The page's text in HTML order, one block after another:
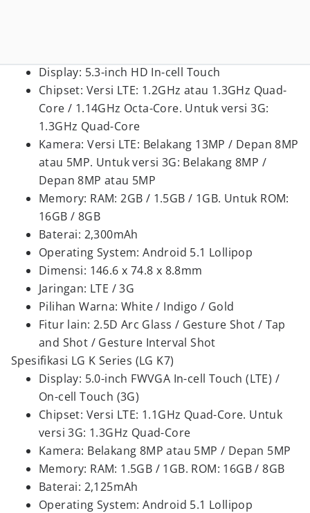
Display: 5.3-inch HD In-cell Touch
Chipset: Versi LTE: 1.2GHz atau 1.3GHz Quad-
Core / 1.14GHz Octa-Core. Untuk versi3G:
1.3GHz Quad-Core
Kamera: Versi LTE: Belakang 13MP / Depan 8MP
atau 5MP. Untuk versi 3G: Belakang 8MP /
Depan 8MP atau 5MP
Memory: RAM:2GB / 1.5GB/ 1GB. Untuk ROM:
16GB/ 8GB
Baterai: 2,300mAh
Operating System: Android 5.1 Lollipop
Dimensi: 146.6 x 74.8 x 8.8mm
Jaringan: LTE /3G
Pilihan Warna: White / Indigo / Gold
Fitur lain: 2.5D Arc Glass / Gesture Shot / Tap
and Shot / Gesture Interval Shot
Spesifikasi LG K Series (LG K7)
Display: 5.0-inch FWVGA In-cell Touch (LTE) /
On-cell Touch (3G)
Chipset: Versi LTE: 1.1GHz Quad-Core. Untuk
versi3G: 1.3GHz Quad-Core
Kamera: Belakang 8MP atau 5MP / Depan 5MP
Memory: RAM: 1.5GB / 1 GB. ROM: 16GB / 8GB
Baterai: 2,125mAh
Operating System: Android 5.1 Lollipop